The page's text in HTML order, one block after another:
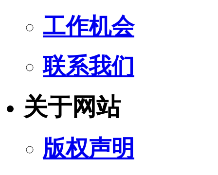
工作机会
联系我们
关于网站
版权声明